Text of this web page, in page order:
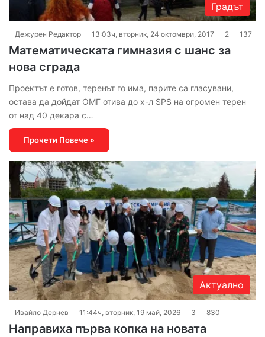
Градът
Дежурен Редактор 13:03ч, вторник, 24 октомври, 2017 2 137
Математическата гимназия с шанс за
нова сграда
Проектът е готов, теренът го има, парите са гласувани,
остава да дойдат ОМГ отива до х-л SPS на огромен терен
от над 40 декара с…
Прочети Повече »
Актуално
Ивайло Дернев 11:44ч, вторник, 19 май, 2026 3 830
Направиха първа копка на новата